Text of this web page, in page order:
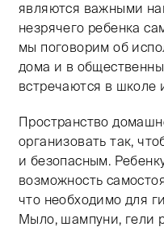
являются важными
незрячего ребенка
мы поговорим об
дома и в
встречаются в
Пространство
организовать так,
и безопасным.
возможность
что необходимо для
Мыло, шампуни, гели